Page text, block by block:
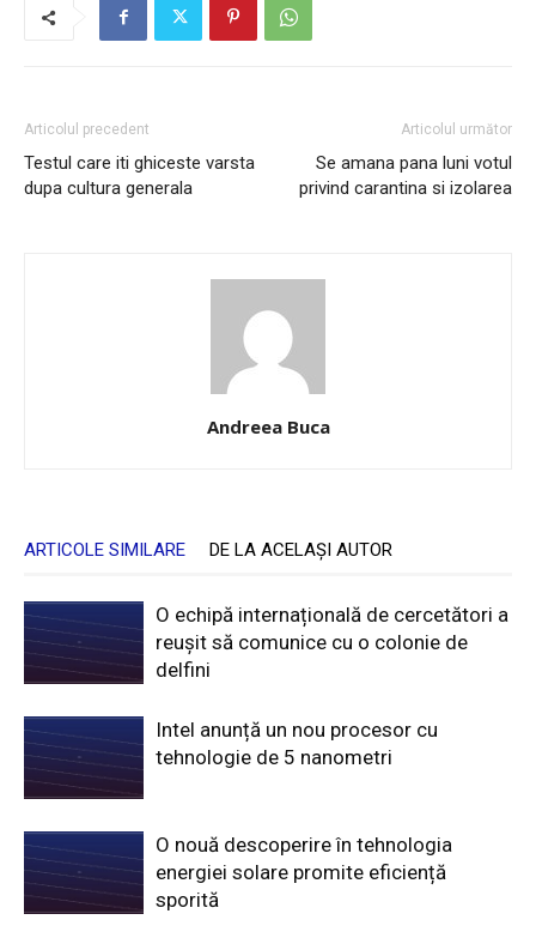
Articolul precedent
Testul care iti ghiceste varsta
dupa cultura generala
Articolul următor
Se amana pana luni votul
privind carantina si izolarea
Andreea Buca
ARTICOLE SIMILARE DE LA ACELAȘI AUTOR
O echipă internațională de cercetători a
reușit să comunice cu o colonie de
delfini
Intel anunță un nou procesor cu
tehnologie de 5 nanometri
O nouă descoperire în tehnologia
energiei solare promite eficiență
sporită